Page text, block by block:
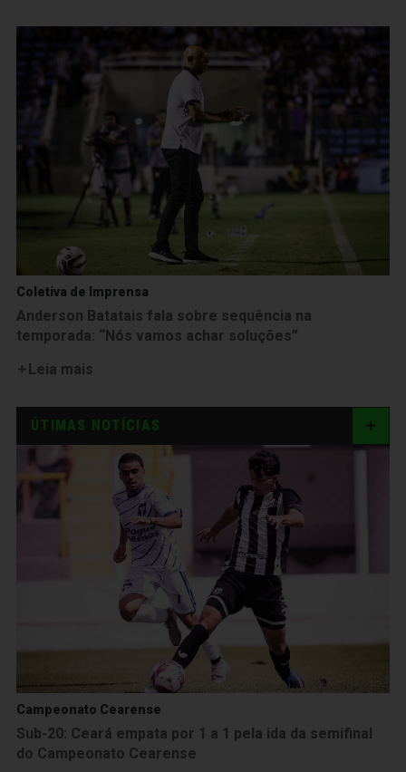
Coletiva de Imprensa
Anderson Batatais fala sobre sequência na
temporada: “Nós vamos achar soluções”
Leia mais
ÚTIMAS NOTÍCIAS
Campeonato Cearense
Sub-20: Ceará empata por 1 a 1 pela ida da semifinal
do Campeonato Cearense